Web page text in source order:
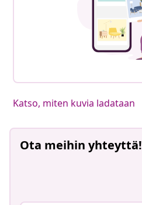
Katso, miten kuvia ladataan
Ota meihin yhteyttä!